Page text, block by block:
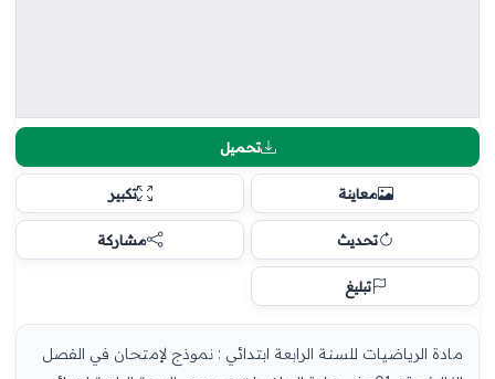
تحميل
معاينة تكبير
تحديث مشاركة
تبليغ
مادة الرياضيات للسنة الرابعة ابتدائي : نموذج لإمتحان في الفصل